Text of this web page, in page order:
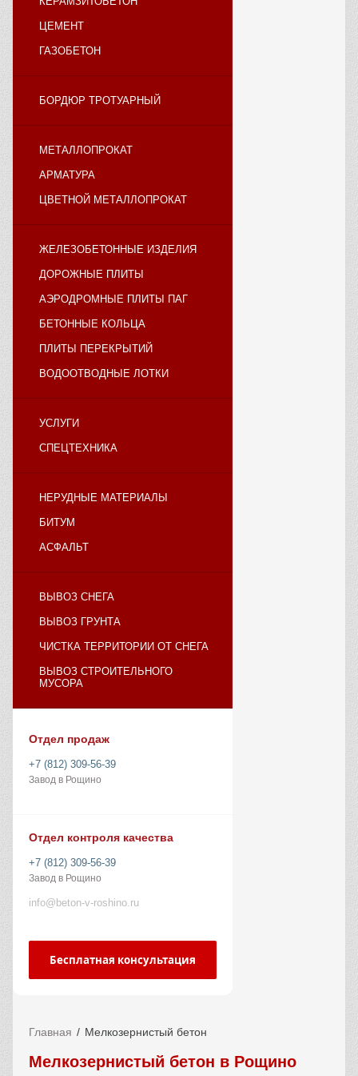
ЦЕМЕНТ
ГАЗОБЕТОН
БОРДЮР ТРОТУАРНЫЙ
МЕТАЛЛОПРОКАТ
АРМАТУРА
ЦВЕТНОЙ МЕТАЛЛОПРОКАТ
ЖЕЛЕЗОБЕТОННЫЕ ИЗДЕЛИЯ
ДОРОЖНЫЕ ПЛИТЫ
АЭРОДРОМНЫЕ ПЛИТЫ ПАГ
БЕТОННЫЕ КОЛЬЦА
ПЛИТЫ ПЕРЕКРЫТИЙ
ВОДООТВОДНЫЕ ЛОТКИ
УСЛУГИ
СПЕЦТЕХНИКА
НЕРУДНЫЕ МАТЕРИАЛЫ
БИТУМ
АСФАЛЬТ
ВЫВОЗ СНЕГА
ВЫВОЗ ГРУНТА
ЧИСТКА ТЕРРИТОРИИ ОТ СНЕГА
ВЫВОЗ СТРОИТЕЛЬНОГО
МУСОРА
Отдел продаж
+7 (812) 309-56-39
Завод в Рощино
Отдел контроля качества
+7 (812) 309-56-39
Завод в Рощино
info@beton-v-roshino.ru
Бесплатная консультация
Главная Мелкозернистый бетон
Мелкозернистый бетон в Рощино